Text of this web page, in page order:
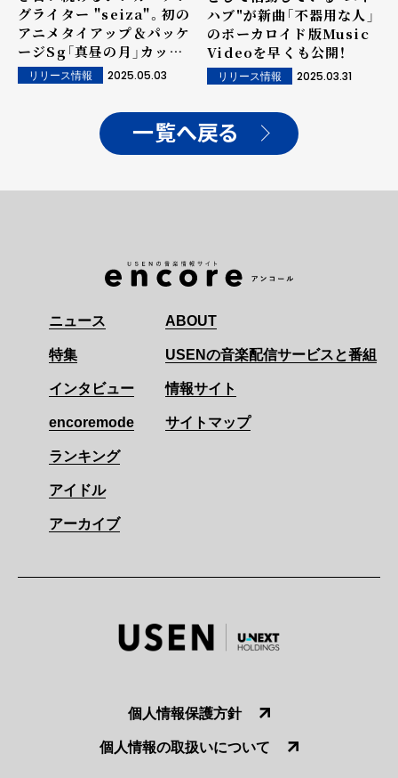
グライター "seiza"。初の
アニメタイアップ＆パッケ
ージSg「真昼の月」カップ
リングにボカロP時代の代
表曲「抜け星」のセルフカ
リリース情報 2025.05.03
ハブ"が新曲「不器用な人」
のボーカロイド版Music
Videoを早くも公開！
リリース情報 2025.03.31
一覧へ戻る
ニュース
特集
インタビュー
encoremode
ランキング
アイドル
アーカイブ
ABOUT
USENの音楽配信サービスと番組
情報サイト
サイトマップ
個人情報保護方針
個人情報の取扱いについて